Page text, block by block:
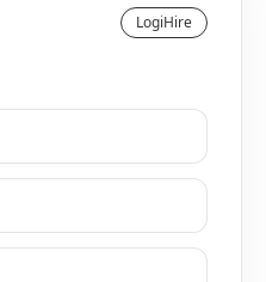
LogiHire